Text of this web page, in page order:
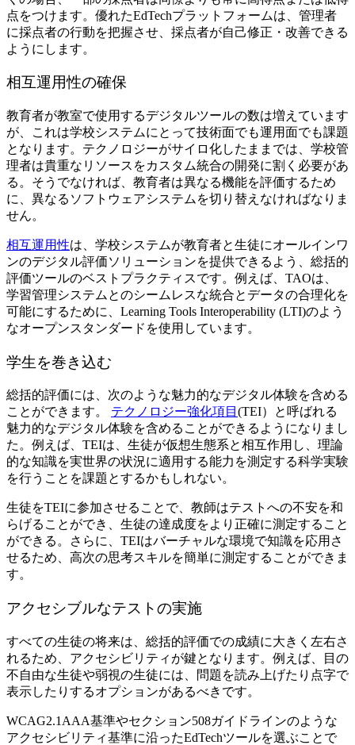
点をつけます。優れたEdTechプラットフォームは、管理者
に採点者の行動を把握させ、採点者が自己修正・改善できる
ようにします。
相互運用性の確保
教育者が教室で使用するデジタルツールの数は増えています
が、これは学校システムにとって技術面でも運用面でも課題
となります。テクノロジーがサイロ化したままでは、学校管
理者は貴重なリソースをカスタム統合の開発に割く必要があ
る。そうでなければ、教育者は異なる機能を評価するため
に、異なるソフトウェアシステムを切り替えなければなりま
せん。
相互運用性は、学校システムが教育者と生徒にオールインワ
ンのデジタル評価ソリューションを提供できるよう、総括的
評価ツールのベストプラクティスです。例えば、TAOは、
学習管理システムとのシームレスな統合とデータの合理化を
可能にするために、Learning Tools Interoperability (LTI)のよう
なオープンスタンダードを使用しています。
学生を巻き込む
総括的評価には、次のような魅力的なデジタル体験を含める
ことができます。 テクノロジー強化項目 (TEI）と呼ばれる
魅力的なデジタル体験を含めることができるようになりまし
た。例えば、TEIは、生徒が仮想生態系と相互作用し、理論
的な知識を実世界の状況に適用する能力を測定する科学実験
を行うことを課題とするかもしれない。
生徒をTEIに参加させることで、教師はテストへの不安を和
らげることができ、生徒の達成度をより正確に測定すること
ができる。さらに、TEIはバーチャルな環境で知識を応用さ
せるため、高次の思考スキルを簡単に測定することができま
す。
アクセシブルなテストの実施
すべての生徒の将来は、総括的評価での成績に大きく左右さ
れるため、アクセシビリティが鍵となります。例えば、目の
不自由な生徒や弱視の生徒には、問題を読み上げたり点字で
表示したりするオプションがあるべきです。
WCAG2.1AAA基準やセクション508ガイドラインのような
アクセシビリティ基準に沿ったEdTechツールを選ぶことで